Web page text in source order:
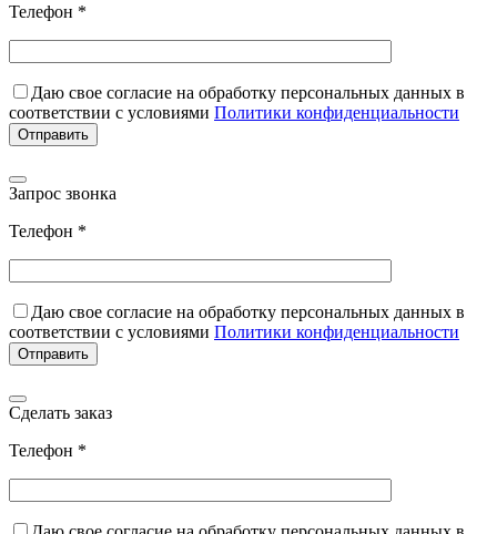
Телефон *
Даю свое согласие на обработку персональных данных в
соответствии с условиями Политики конфиденциальности
Запрос звонка
Телефон *
Даю свое согласие на обработку персональных данных в
соответствии с условиями Политики конфиденциальности
Сделать заказ
Телефон *